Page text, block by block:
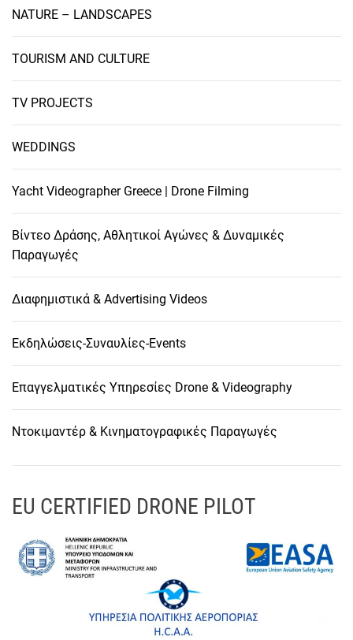
NATURE – LANDSCAPES
TOURISM AND CULTURE
TV PROJECTS
WEDDINGS
Yacht Videographer Greece | Drone Filming
Βίντεο Δράσης, Αθλητικοί Αγώνες & Δυναμικές
Παραγωγές
Διαφημιστικά & Advertising Videos
Εκδηλώσεις-Συναυλίες-Events
Επαγγελματικές Υπηρεσίες Drone & Videography
Ντοκιμαντέρ & Κινηματογραφικές Παραγωγές
EU CERTIFIED DRONE PILOT